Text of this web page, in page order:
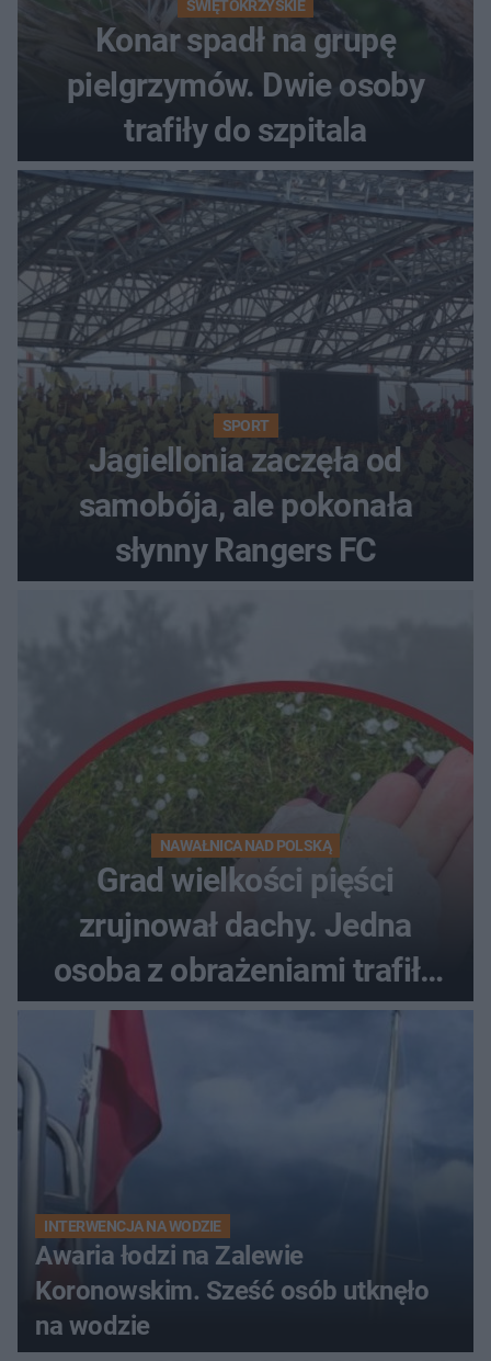
ŚWIĘTOKRZYSKIE
Konar spadł na grupę
pielgrzymów. Dwie osoby
trafiły do szpitala
SPORT
Jagiellonia zaczęła od
samobója, ale pokonała
słynny Rangers FC
NAWAŁNICA NAD POLSKĄ
Grad wielkości pięści
zrujnował dachy. Jedna
osoba z obrażeniami trafiła
do szpitala
INTERWENCJA NA WODZIE
Awaria łodzi na Zalewie
Koronowskim. Sześć osób utknęło
na wodzie